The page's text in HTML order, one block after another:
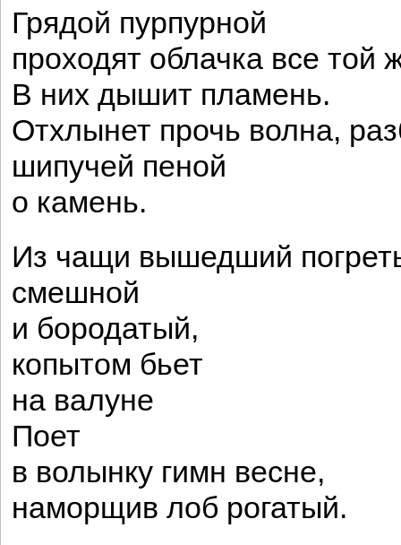
Грядой пурпурной
проходят облачка все той
В них дышит пламень.
Отхлынет прочь волна,
шипучей пеной
о камень.
Из чащи вышедший
смешной
и бородатый,
копытом бьет
на валуне
Поет
в волынку гимн весне,
наморщив лоб рогатый.